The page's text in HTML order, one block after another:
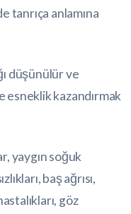
tanrıça anlamına
düşünülür ve
esneklik kazandırmak
yaygın soğuk
baş ağrısı,
göz